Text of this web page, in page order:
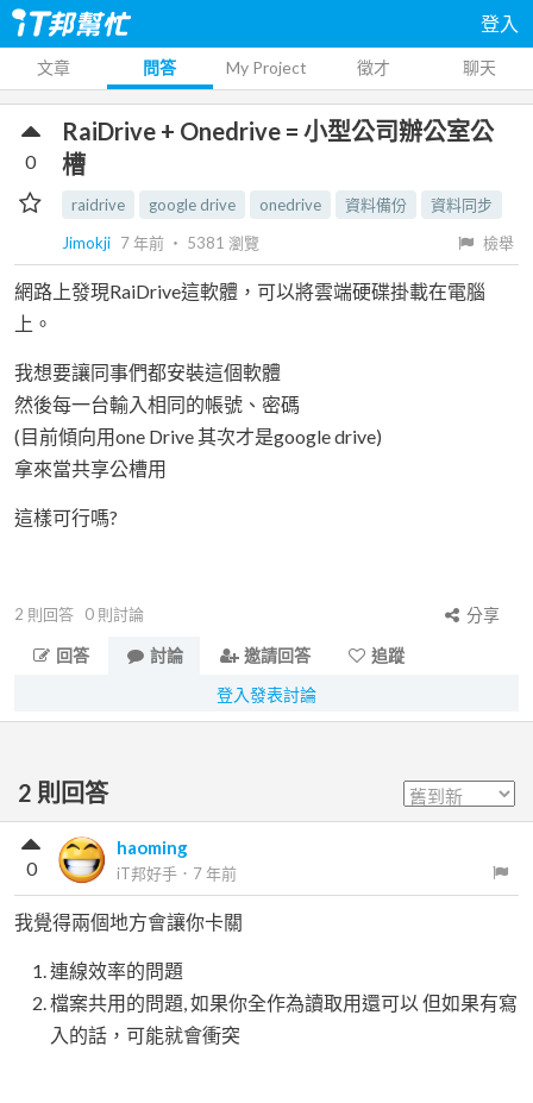
登入
文章 問答 My Project 徵才 聊天
RaiDrive + Onedrive = 小型公司辦公室公
槽
raidrive google drive onedrive 資料備份
資料同步
Jimokji 7 年前 ‧ 5381 瀏覽 檢舉
0
網路上發現RaiDrive這軟體，可以將雲端硬碟掛載在電腦
上。
我想要讓同事們都安裝這個軟體
然後每一台輸入相同的帳號、密碼
(目前傾向用one Drive 其次才是google drive)
拿來當共享公槽用
這樣可行嗎?
2 則回答 0 則討論
分享
回答
討論 邀請回答
追蹤
登入發表討論
2 則回答
haoming
iT邦好手 ． 7 年前
0
我覺得兩個地方會讓你卡關
連線效率的問題
檔案共用的問題, 如果你全作為讀取用還可以 但如果有寫
入的話，可能就會衝突